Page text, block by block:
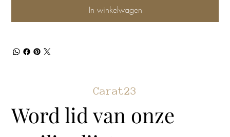
In winkelwagen
Carat23
Word lid van onze